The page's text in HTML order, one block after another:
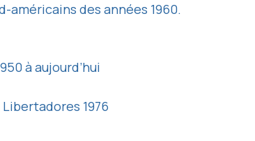
américains des années 1960.
à aujourd’hui
1976